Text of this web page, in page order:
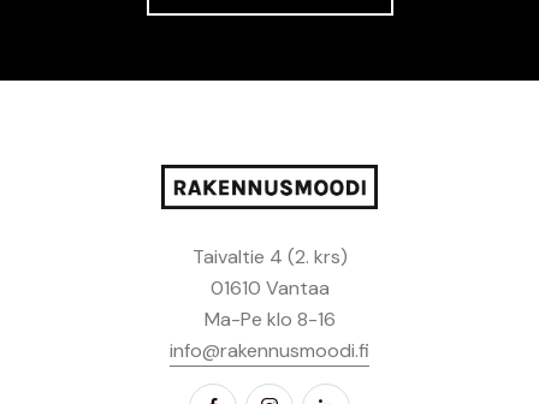
Taivaltie 4 (2. krs)
01610 Vantaa
Ma-Pe klo 8-16
info@rakennusmoodi.fi